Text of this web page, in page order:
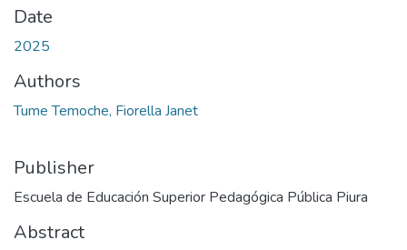
Date
2025
Authors
Tume Temoche, Fiorella Janet
Publisher
Escuela de Educación Superior Pedagógica Pública Piura
Abstract